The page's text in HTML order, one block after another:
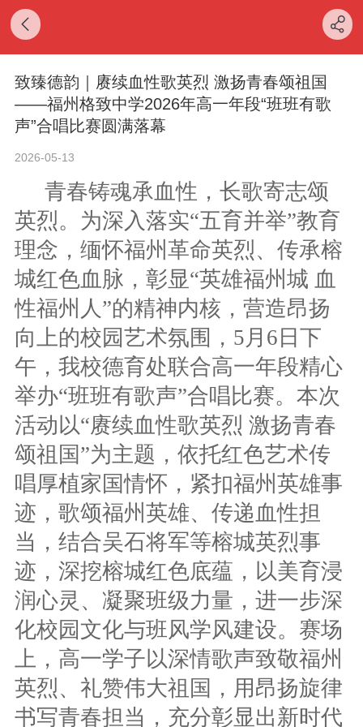
致臻德韵｜赓续血性歌英烈 激扬青春颂祖国
——福州格致中学2026年高一年段“班班有歌
声”合唱比赛圆满落幕
2026-05-13
青春铸魂承血性，长歌寄志颂
英烈。 为深入落实“五育并举”教育
理念，缅怀福州革命英烈、传承榕
城红色血脉，彰显“英雄福州城 血
性福州人”的精神内核，营造昂扬
向上的校园艺术氛围，5月6日下
午，我校德育处联合高一年段精心
举办“班班有歌声”合唱比赛。本次
活动以“赓续血性歌英烈 激扬青春
颂祖国”为主题，依托红色艺术传
唱厚植家国情怀，紧扣福州英雄事
迹，歌颂福州英雄、传递血性担
当，结合吴石将军等榕城英烈事
迹，深挖榕城红色底蕴，以美育浸
润心灵、凝聚班级力量，进一步深
化校园文化与班风学风建设。赛场
上，高一学子以深情歌声致敬福州
英烈、礼赞伟大祖国，用昂扬旋律
书写青春担当，充分彰显出新时代